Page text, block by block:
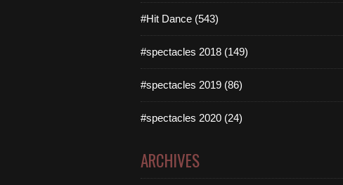
#Hit Dance (543)
#spectacles 2018 (149)
#spectacles 2019 (86)
#spectacles 2020 (24)
ARCHIVES